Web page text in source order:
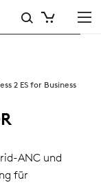
2 ES for Business
ANC und
für